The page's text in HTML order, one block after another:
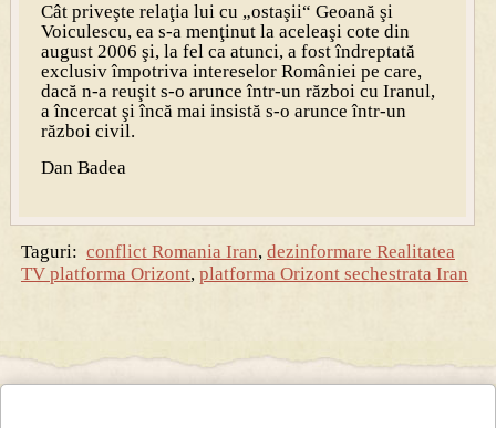
Cât priveşte relaţia lui cu „ostaşii“ Geoană şi
Voiculescu, ea s-a menţinut la aceleaşi cote din
august 2006 şi, la fel ca atunci, a fost îndreptată
exclusiv împotriva intereselor României pe care,
dacă n-a reuşit s-o arunce într-un război cu Iranul,
a încercat şi încă mai insistă s-o arunce într-un
război civil.
Dan Badea
Taguri: conflict Romania Iran, dezinformare Realitatea
TV platforma Orizont, platforma Orizont sechestrata Iran